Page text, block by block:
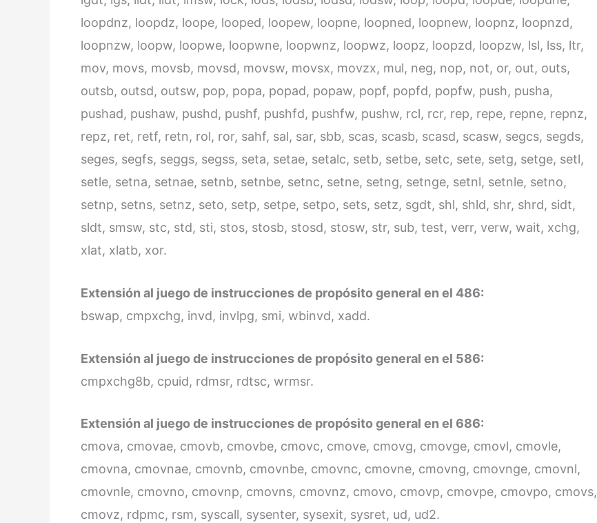
loopdnz, loopdz, loope, looped, loopew, loopne, loopned, loopnew, loopnz, loopnzd,
loopnzw, loopw, loopwe, loopwne, loopwnz, loopwz, loopz, loopzd, loopzw, lsl, lss, ltr,
mov, movs, movsb, movsd, movsw, movsx, movzx, mul, neg, nop, not, or, out, outs,
outsb, outsd, outsw, pop, popa, popad, popaw, popf, popfd, popfw, push, pusha,
pushad, pushaw, pushd, pushf, pushfd, pushfw, pushw, rcl, rcr, rep, repe, repne, repnz,
repz, ret, retf, retn, rol, ror, sahf, sal, sar, sbb, scas, scasb, scasd, scasw, segcs, segds,
seges, segfs, seggs, segss, seta, setae, setalc, setb, setbe, setc, sete, setg, setge, setl,
setle, setna, setnae, setnb, setnbe, setnc, setne, setng, setnge, setnl, setnle, setno,
setnp, setns, setnz, seto, setp, setpe, setpo, sets, setz, sgdt, shl, shld, shr, shrd, sidt,
sldt, smsw, stc, std, sti, stos, stosb, stosd, stosw, str, sub, test, verr, verw, wait, xchg,
xlat, xlatb, xor.
Extensión al juego de instrucciones de propósito general en el 486:
bswap, cmpxchg, invd, invlpg, smi, wbinvd, xadd.
Extensión al juego de instrucciones de propósito general en el 586:
cmpxchg8b, cpuid, rdmsr, rdtsc, wrmsr.
Extensión al juego de instrucciones de propósito general en el 686:
cmova, cmovae, cmovb, cmovbe, cmovc, cmove, cmovg, cmovge, cmovl, cmovle,
cmovna, cmovnae, cmovnb, cmovnbe, cmovnc, cmovne, cmovng, cmovnge, cmovnl,
cmovnle, cmovno, cmovnp, cmovns, cmovnz, cmovo, cmovp, cmovpe, cmovpo, cmovs,
cmovz, rdpmc, rsm, syscall, sysenter, sysexit, sysret, ud, ud2.